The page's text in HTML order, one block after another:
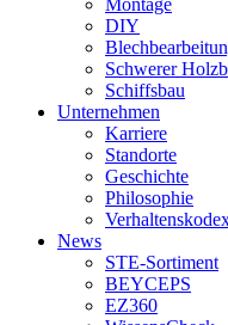
Montage
DIY
Schwerer
Schiffsbau
Unternehmen
Karriere
Standorte
Geschichte
Philosophie
News
STE-Sortiment
BEYCEPS
EZ360